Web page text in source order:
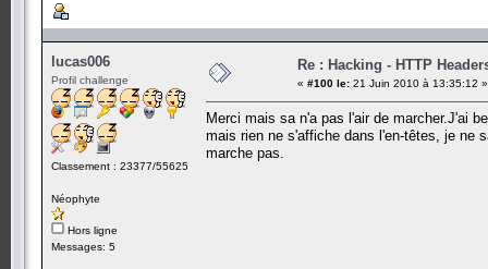
lucas006
Profil challenge
Classement : 23377/55625
Néophyte
Hors ligne
Messages: 5
Re : Hacking - HTTP
« #100 le: 21 Juin 2010 à 13:35:12 »
Merci mais sa n'a pas l'air de marcher.J'ai
mais rien ne s'affiche dans l'en-têtes, je ne
marche pas.